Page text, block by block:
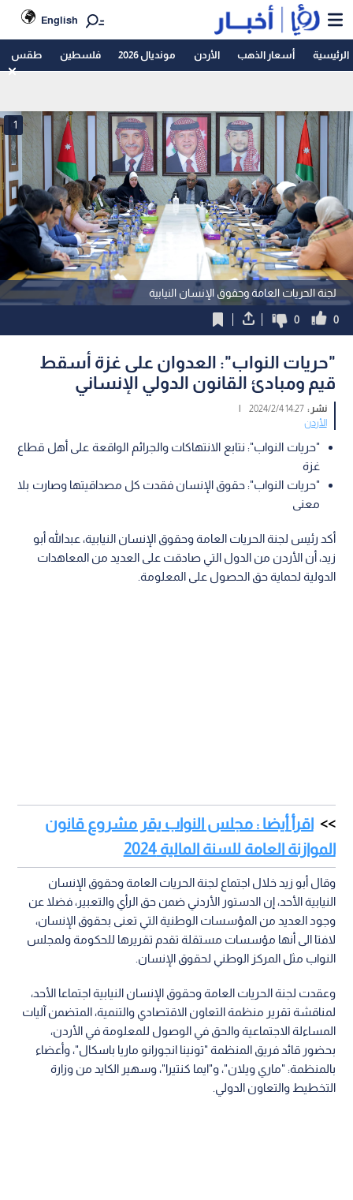
English
الرئيسية أسعار الذهب الأردن مونديال 2026 فلسطين طقس
لجنة الحريات العامة وحقوق الإنسان النيابية
1
0
0
"حريات النواب": العدوان على غزة أسقط
قيم ومبادئ القانون الدولي الإنساني
نشر :14:27 2024/2/4
|
الأردن
"حريات النواب": نتابع الانتهاكات والجرائم الواقعة على أهل قطاع
غزة
"حريات النواب": حقوق الإنسان فقدت كل مصداقيتها وصارت بلا
معنى
أكد رئيس لجنة الحريات العامة وحقوق الإنسان النيابية، عبدالله أبو
زيد، أن الأردن من الدول التي صادقت على العديد من المعاهدات
الدولية لحماية حق الحصول على المعلومة.
اقرأ أيضا : مجلس النواب يقر مشروع قانون
الموازنة العامة للسنة المالية 2024
وقال أبو زيد خلال اجتماع لجنة الحريات العامة وحقوق الإنسان
النيابية الأحد، إن الدستور الأردني ضمن حق الرأي والتعبير، فضلا عن
وجود العديد من المؤسسات الوطنية التي تعنى بحقوق الإنسان،
لافتا الى أنها مؤسسات مستقلة تقدم تقريرها للحكومة ولمجلس
النواب مثل المركز الوطني لحقوق الإنسان.
وعقدت لجنة الحريات العامة وحقوق الإنسان النيابية اجتماعا الأحد،
لمناقشة تقرير منظمة التعاون الاقتصادي والتنمية، المتضمن آليات
المساءلة الاجتماعية والحق في الوصول للمعلومة في الأردن،
بحضور قائد فريق المنظمة "تونينا انجورانو ماريا باسكال"، وأعضاء
بالمنظمة: "ماري ويلان"، و"ايما كنتيرا"، وسهير الكايد من وزارة
التخطيط والتعاون الدولي.